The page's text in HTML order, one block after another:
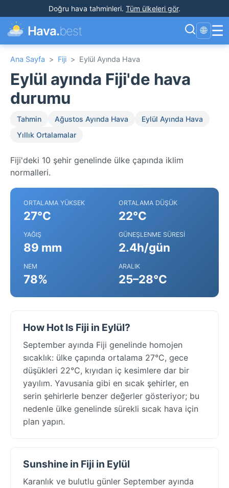
Doğru hava tahminleri. Tüm ülkeleri gör.
Hava.best 🌐 ☰
Ana Sayfa > Fiji > Eylül Ayında Hava
Eylül ayında Fiji'de hava
durumu
Tahmin Ağustos Ayında Hava
Eylül Ayında Hava
Yıllık Ortalamalar
Fiji'deki 10 şehir genelinde ülke çapında iklim
normalleri.
ORTALAMA YÜKSEK
27°C
ORTALAMA DÜŞÜK
22°C
YAĞIŞ
89 mm
GÜNEŞLENME SÜRESI
2.4h/gün
NEM
78%
ARALIK
25–28°C
How Hot Is Fiji in Eylül?
September ayında Fiji genelinde homojen
sıcaklık: ülke çapında ortalama 27°C, gece
düşükleri 22°C, kıyıdan iç kesimlere dar bir
yayılım. Yavusania gibi en sıcak şehirler, en
serin şehirlerle benzer değerler gösteriyor; bu
nedenle ülke genelinde sürekli sıcak hava için
plan yapın.
Sunshine in Fiji in Eylül
Karanlık ve bulutlu günler September ayında